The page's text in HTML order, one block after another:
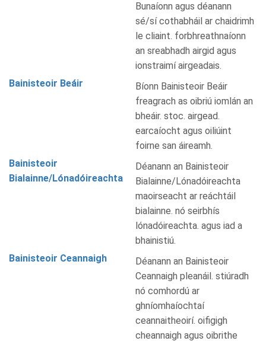
Bunaíonn agus déanann
sé/sí cothabháil ar chaidrimh
le cliaint. forbhreathnaíonn
an sreabhadh airgid agus
ionstraimí airgeadais.
Bainisteoir Beáir
Bíonn Bainisteoir Beáir
freagrach as oibriú iomlán an
bheáir. stoc. airgead.
earcaíocht agus oiliúint
foirne san áireamh.
Bainisteoir
Bialainne/Lónadóireachta
Déanann an Bainisteoir
Bialainne/Lónadóireachta
maoirseacht ar reáchtáil
bialainne. nó seirbhís
lónadóireachta. agus iad a
bhainistiú.
Bainisteoir Ceannaigh
Déanann an Bainisteoir
Ceannaigh pleanáil. stiúradh
nó comhordú ar
ghníomhaíochtaí
ceannaitheoirí. oifigigh
cheannaigh agus oibrithe